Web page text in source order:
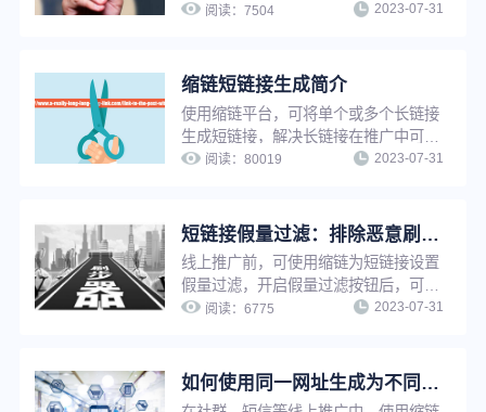
后方可访问，实现特定内容向特定用户
阅读：7504 2023-07-31
缩链短链接生成简介
使用缩链平台，可将单个或多个长链接
生成短链接，解决长链接在推广中可信
度低、影响点击率、增加推广成本等问
拥有自己的短链系统，提升工作效率。
阅读：80019 2023-07-31
短链接假量过滤：排除恶意刷量，让推广数据更真实
线上推广前，可使用缩链为短链接设置
假量过滤，开启假量过滤按钮后，可以
有效排除恶意点击、机器人刷量等虚假
阅读：6775 2023-07-31
如何使用同一网址生成为不同的短链接功能来提升推广转化效果？